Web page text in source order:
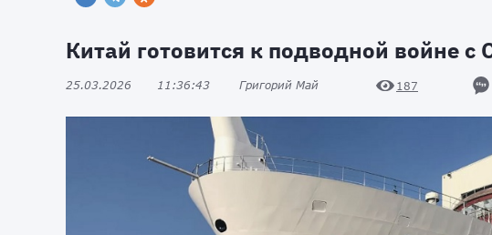
Китай готовится к подводной войне
25.03.2026 11:36:43 Григорий Май 187